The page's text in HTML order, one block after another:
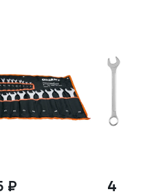
₽ 4